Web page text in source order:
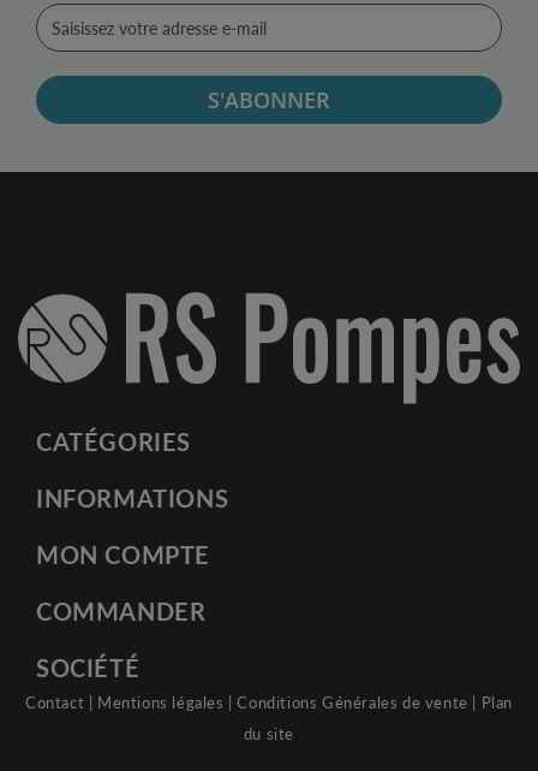
S'ABONNER
CATÉGORIES
INFORMATIONS
MON COMPTE
COMMANDER
SOCIÉTÉ
Contact | Mentions légales |Conditions Générales de vente | Plan
du site